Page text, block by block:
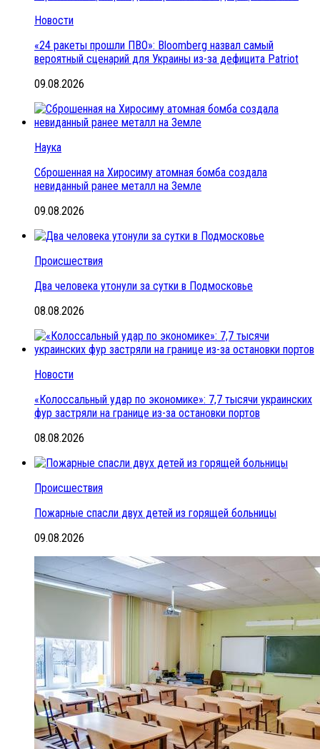
Новости
«24 ракеты прошли ПВО»: Bloomberg назвал самый
вероятный сценарий для Украины из-за дефицита Patriot
09.08.2026
Наука
Сброшенная на Хиросиму атомная бомба создала
невиданный ранее металл на Земле
09.08.2026
Происшествия
Два человека утонули за сутки в Подмосковье
08.08.2026
Новости
«Колоссальный удар по экономике»: 7,7 тысячи украинских
фур застряли на границе из-за остановки портов
08.08.2026
Происшествия
Пожарные спасли двух детей из горящей больницы
09.08.2026